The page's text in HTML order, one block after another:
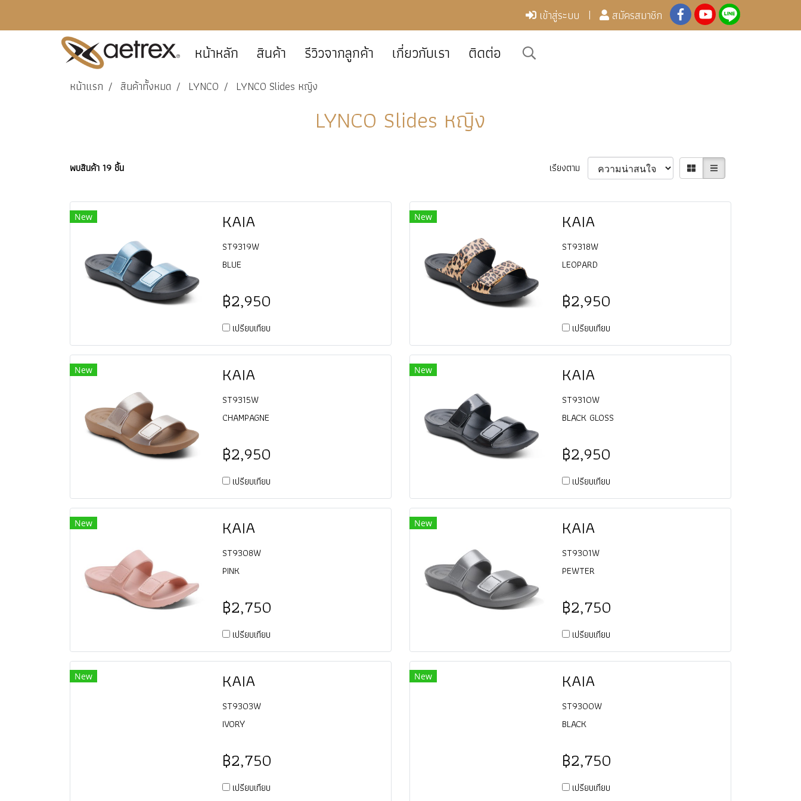
เข้าสู่ระบบ สมัครสมาชิก
หน้าหลัก สินค้า รีวิวจากลูกค้า เกี่ยวกับเรา ติดต่อ
หน้าแรก สินค้าทั้งหมด LYNCO LYNCO Slides หญิง
LYNCO Slides หญิง
พบสินค้า 19 ชิ้น เรียงตาม
New KAIA
ST9319W
BLUE
฿2,950
เปรียบเทียบ
New KAIA
ST9318W
LEOPARD
฿2,950
เปรียบเทียบ
New KAIA
ST9315W
CHAMPAGNE
฿2,950
เปรียบเทียบ
New KAIA
ST9310W
BLACK GLOSS
฿2,950
เปรียบเทียบ
New KAIA
ST9308W
PINK
฿2,750
เปรียบเทียบ
New KAIA
ST9301W
PEWTER
฿2,750
เปรียบเทียบ
New KAIA
ST9303W
IVORY
฿2,750
เปรียบเทียบ
New KAIA
ST9300W
BLACK
฿2,750
เปรียบเทียบ